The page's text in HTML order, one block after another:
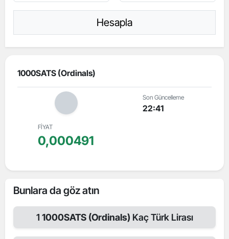
Hesapla
1000SATS (Ordinals)
Son Güncelleme
22:41
FİYAT
0,000491
Bunlara da göz atın
1 1000SATS (Ordinals) Kaç Türk Lirası